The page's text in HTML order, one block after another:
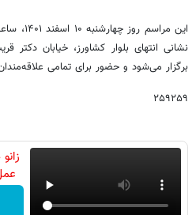
نشانی انتهای بلوار کشاورز، خیابان
برگزار می‌شود و حضور برای تمامی
۲۵۹۲۵۹